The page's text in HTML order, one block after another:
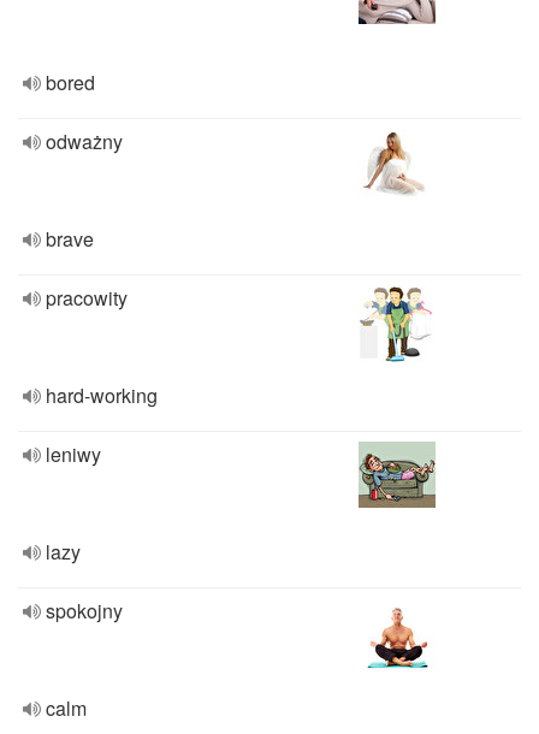
bored
odważny
brave
pracowity
hard-working
leniwy
lazy
spokojny
calm